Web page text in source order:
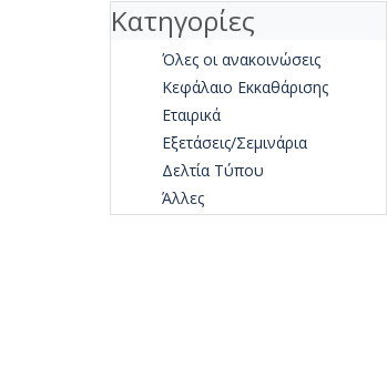
Κατηγορίες
Όλες οι ανακοινώσεις
Κεφάλαιο Εκκαθάρισης
Εταιρικά
Εξετάσεις/Σεμινάρια
Δελτία Τύπου
Άλλες